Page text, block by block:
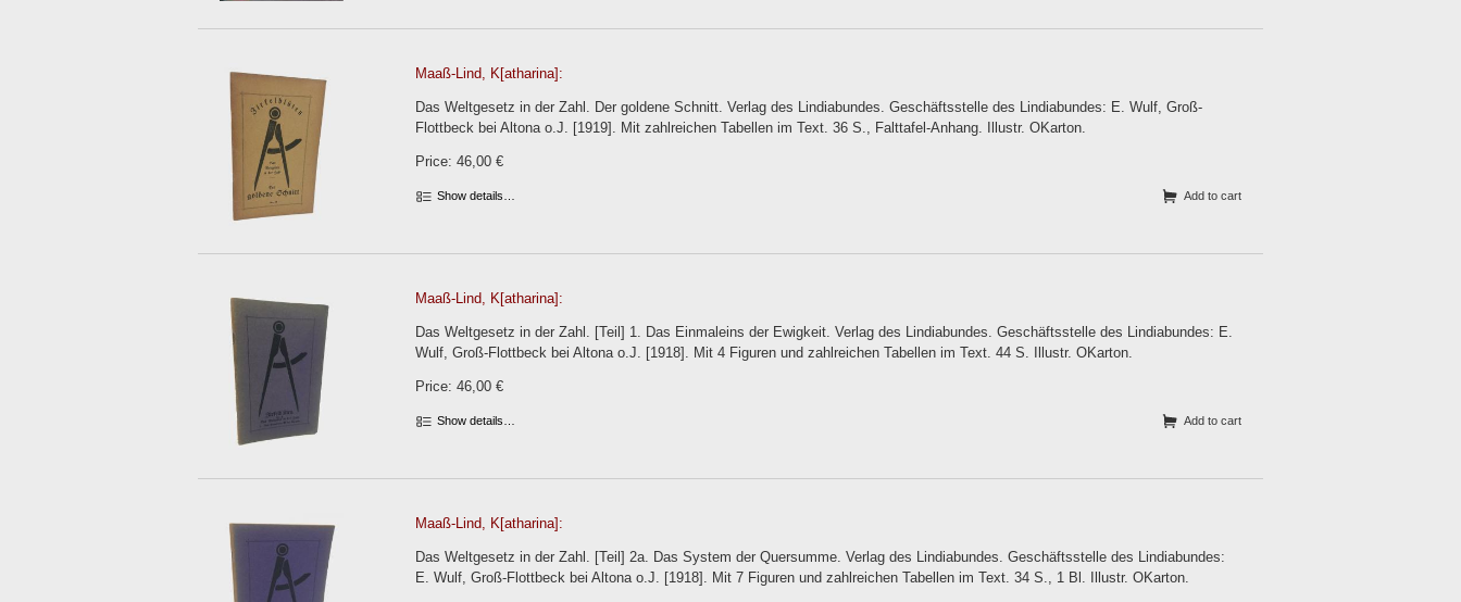
Maaß-Lind, K[atharina]:
Das Weltgesetz in der Zahl. Der goldene Schnitt. Verlag des Lindiabundes. Geschäftsstelle des Lindiabundes: E. Wulf, Groß-
Flottbeck bei Altona o.J. [1919]. Mit zahlreichen Tabellen im Text. 36 S., Falttafel-Anhang. Illustr. OKarton.
Price: 46,00 €
Show details… Add to cart
Maaß-Lind, K[atharina]:
Das Weltgesetz in der Zahl. [Teil] 1. Das Einmaleins der Ewigkeit. Verlag des Lindiabundes. Geschäftsstelle des Lindiabundes: E.
Wulf, Groß-Flottbeck bei Altona o.J. [1918]. Mit 4 Figuren und zahlreichen Tabellen im Text. 44 S. Illustr. OKarton.
Price: 46,00 €
Show details… Add to cart
Maaß-Lind, K[atharina]:
Das Weltgesetz in der Zahl. [Teil] 2a. Das System der Quersumme. Verlag des Lindiabundes. Geschäftsstelle des Lindiabundes:
E. Wulf, Groß-Flottbeck bei Altona o.J. [1918]. Mit 7 Figuren und zahlreichen Tabellen im Text. 34 S., 1 Bl. Illustr. OKarton.